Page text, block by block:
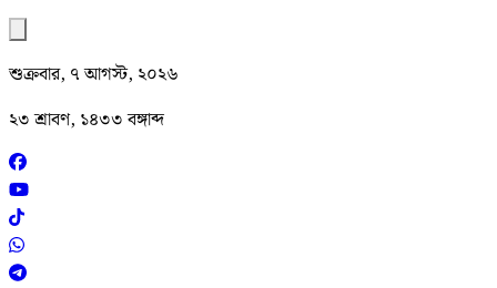
শুক্রবার, ৭ আগস্ট, ২০২৬
২৩ শ্রাবণ, ১৪৩৩ বঙ্গাব্দ